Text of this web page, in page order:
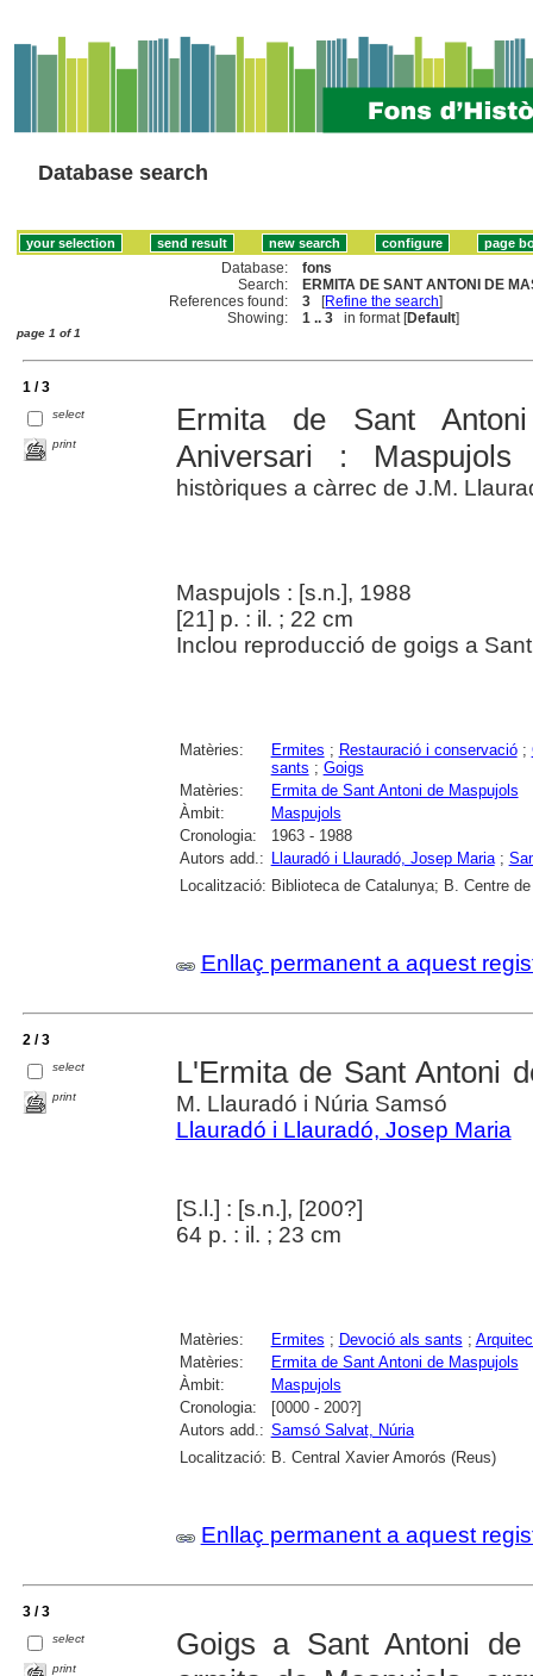
Database search
Database:
fons
Search:
ERMITA DE SANT ANTONI DE
References found:
3 [Refine the search]
Showing:
1 .. 3 in format [Default]
page 1 of 1
1 / 3
select
print
Ermita de Sant
Aniversari : Maspujols
històriques a càrrec de J.M.
Maspujols : [s.n.], 1988
[21] p. : il. ; 22 cm
Inclou reproducció de goigs a
Matèries: Ermites ; Restauració i conservació;
sants ; Goigs
Matèries:
Ermita de Sant Antoni de Maspujols
Àmbit:
Maspujols
Cronologia:
1963 - 1988
Autors add.:
Llauradó i Llauradó, Josep Maria;
Localització: Biblioteca de Catalunya; B. Centre
Enllaç permanent a aquest
2 / 3
select
print
L'Ermita de Sant Antoni
M. Llauradó i Núria Samsó
Llauradó i Llauradó, Josep Maria
[S.l.] : [s.n.], [200?]
64 p. : il. ; 23 cm
Matèries: Ermites ; Devoció als sants ;
Matèries:
Ermita de Sant Antoni de Maspujols
Àmbit:
Maspujols
Cronologia:
[0000 - 200?]
Autors add.: Samsó Salvat, Núria
Localització: B. Central Xavier Amorós (Reus)
Enllaç permanent a aquest
3 / 3
select
print
Goigs a Sant Antoni